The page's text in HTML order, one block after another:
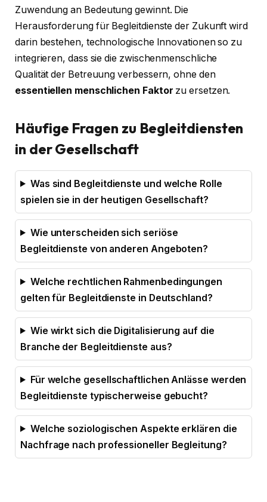
Zuwendung an Bedeutung gewinnt. Die
Herausforderung für Begleitdienste der Zukunft wird
darin bestehen, technologische Innovationen so zu
integrieren, dass sie die zwischenmenschliche
Qualität der Betreuung verbessern, ohne den
essentiellen menschlichen Faktor zu ersetzen.
Häufige Fragen zu Begleitdiensten
in der Gesellschaft
Was sind Begleitdienste und welche Rolle
spielen sie in der heutigen Gesellschaft?
Wie unterscheiden sich seriöse
Begleitdienste von anderen Angeboten?
Welche rechtlichen Rahmenbedingungen
gelten für Begleitdienste in Deutschland?
Wie wirkt sich die Digitalisierung auf die
Branche der Begleitdienste aus?
Für welche gesellschaftlichen Anlässe werden
Begleitdienste typischerweise gebucht?
Welche soziologischen Aspekte erklären die
Nachfrage nach professioneller Begleitung?